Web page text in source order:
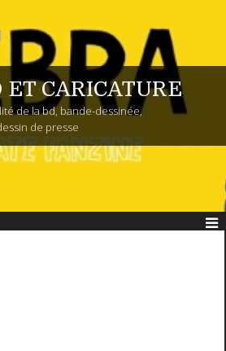
ET CARICATURE
de la bd, bande-dessinée,
de presse